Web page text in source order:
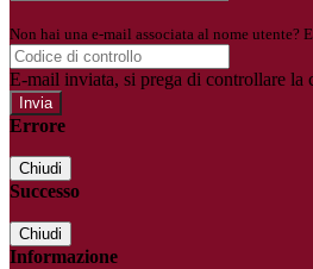
Non hai una e-mail associata al nome utente?
E-mail inviata, si prega di controllare la
Errore
Chiudi
Successo
Chiudi
Informazione